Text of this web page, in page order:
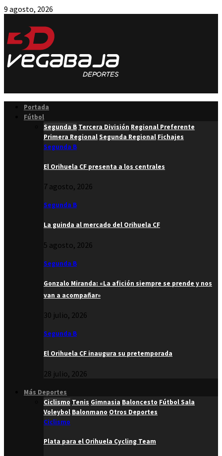
9 agosto, 2026
Portada
Fútbol
Segunda B Tercera División Regional Preferente
Primera RegionalSegunda Regional Fichajes
Segunda B
El Orihuela CF presenta a los centrales
7 agosto, 2026
Segunda B
La guinda al mercado del Orihuela CF
5 agosto, 2026
Segunda B
Gonzalo Miranda: «La afición siempre se prende y nos
van a acompañar»
30 julio, 2026
Segunda B
El Orihuela CF inaugura su pretemporada
28 julio, 2026
Más Deportes
Ciclismo Tenis Gimnasia Baloncesto Fútbol Sala
Voleybol Balonmano Otros Deportes
Ciclismo
Plata para el Orihuela Cycling Team